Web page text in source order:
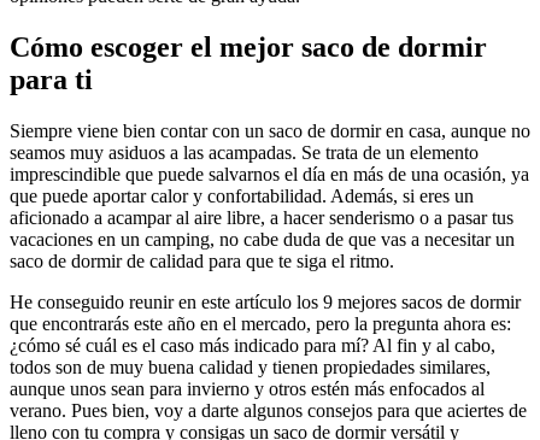
Cómo escoger el mejor saco de dormir
para ti
Siempre viene bien contar con un saco de dormir en casa, aunque no
seamos muy asiduos a las acampadas. Se trata de un elemento
imprescindible que puede salvarnos el día en más de una ocasión, ya
que puede aportar calor y confortabilidad. Además, si eres un
aficionado a acampar al aire libre, a hacer senderismo o a pasar tus
vacaciones en un camping, no cabe duda de que vas a necesitar un
saco de dormir de calidad para que te siga el ritmo.
He conseguido reunir en este artículo los 9 mejores sacos de dormir
que encontrarás este año en el mercado, pero la pregunta ahora es:
¿cómo sé cuál es el caso más indicado para mí? Al fin y al cabo,
todos son de muy buena calidad y tienen propiedades similares,
aunque unos sean para invierno y otros estén más enfocados al
verano. Pues bien, voy a darte algunos consejos para que aciertes de
lleno con tu compra y consigas un saco de dormir versátil y